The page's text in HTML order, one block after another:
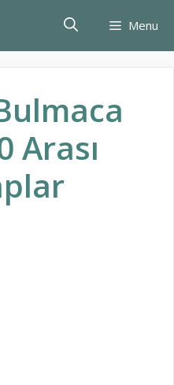
Menu
Arası